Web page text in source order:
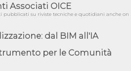
per il bando della Città metropolitana
il bando della Giunta Regionale della
cancellazioni da elenchi professionisti
Associati OICE
pubblicati su riviste tecniche e quotidiani anche on
dal BIM all'IA
per le Comunità